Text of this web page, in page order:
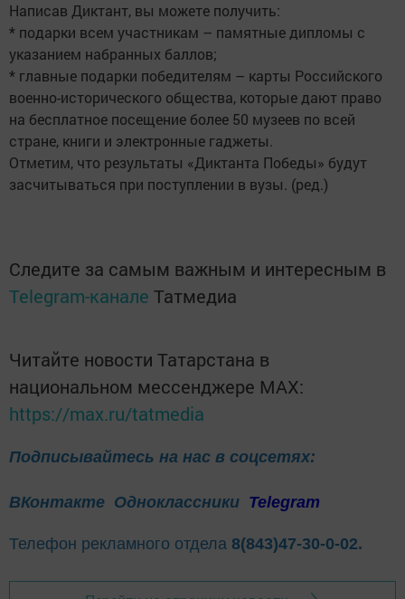
Написав Диктант, вы можете получить:
* подарки всем участникам – памятные дипломы с
указанием набранных баллов;
* главные подарки победителям – карты Российского
военно-исторического общества, которые дают право
на бесплатное посещение более 50 музеев по всей
стране, книги и электронные гаджеты.
Отметим, что результаты «Диктанта Победы» будут
засчитываться при поступлении в вузы. (ред.)
Следите за самым важным и интересным в
Telegram-канале Татмедиа
Читайте новости Татарстана в
национальном мессенджере MАХ:
https://max.ru/tatmedia
Подписывайтесь на нас в соцсетях:
ВКонтакте Одноклассники Telegram
Телефон рекламного отдела 8(843)47-30-0-02.